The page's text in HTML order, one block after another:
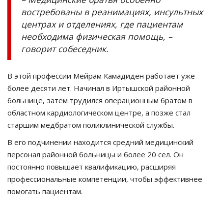
востребованы в реанимациях, инсультных
центрах и отделениях, где пациентам
необходима физическая помощь, –
говорит собеседник.
В этой профессии Мейрам Камадиден работает уже
более десяти лет. Начинал в Иртышской районной
больнице, затем трудился операционным братом в
областном кардиологическом центре, а позже стал
старшим медбратом поликлинической службы.
В его подчинении находится средний медицинский
персонал районной больницы и более 20 сел. Он
постоянно повышает квалификацию, расширяя
профессиональные компетенции, чтобы эффективнее
помогать пациентам.